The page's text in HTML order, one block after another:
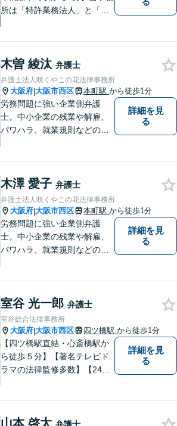
所は「特許業務法人」と「弁
ュニケーション」を大切に
し、喜んで頂けるサービスを
提供いたします【法テラス利
用可】
木曽 綾汰 弁護士
弁護士法人咲くやこの花法律事務所
大阪府|大阪市西区 本町駅 から徒歩1分
労務問題に強い企業側弁護
士。中小企業の残業や解雇、
パワハラ、就業規則などの問
詳細を見
る
木澤 愛子 弁護士
弁護士法人咲くやこの花法律事務所
大阪府|大阪市西区 本町駅 から徒歩1分
労務問題に強い企業側弁護
士。中小企業の残業や解雇、
パワハラ、就業規則などの問
詳細を見
る
室谷 光一郎 弁護士
室谷総合法律事務所
大阪府|大阪市西区 四ツ橋駅 から徒歩1分
【四ツ橋駅直結・心斎橋駅か
ら徒歩５分】【著名テレビド
ラマの法律監修多数】【24時
強く意識しております！
詳細を見
る
山本 啓太